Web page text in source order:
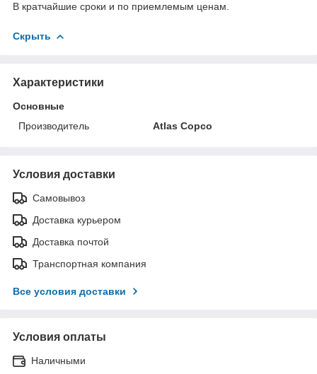
В кратчайшие сроки и по приемлемым ценам.
Скрыть
Характеристики
Основные
Производитель
Atlas Copco
Условия доставки
Самовывоз
Доставка курьером
Доставка почтой
Транспортная компания
Все условия доставки
Условия оплаты
Наличными